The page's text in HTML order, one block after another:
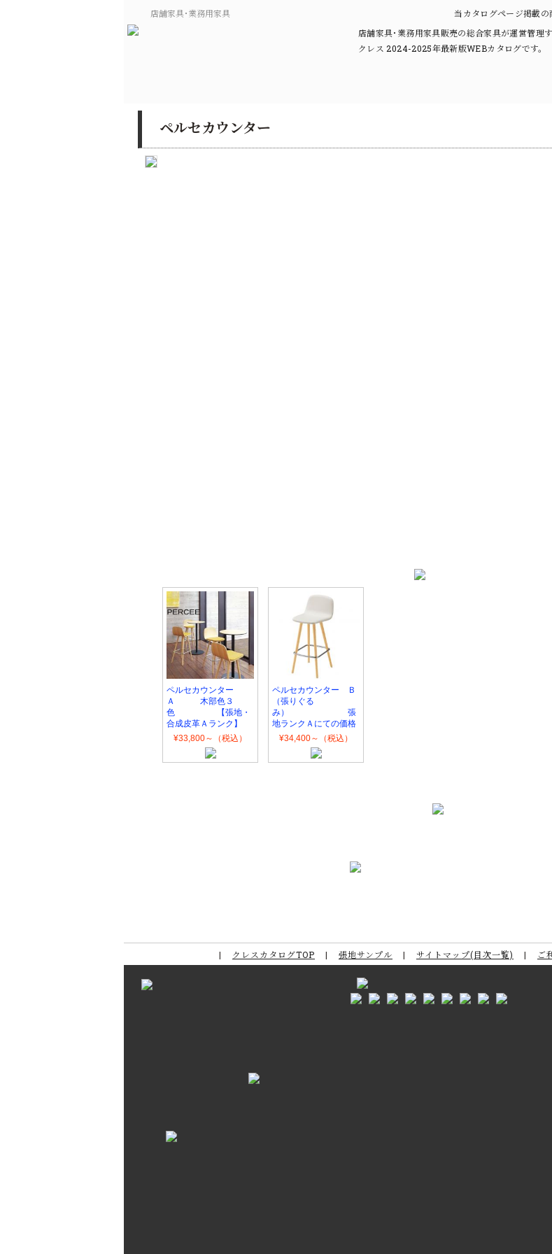
店舗家具･業務用家具
店舗家具･業務用家具販売の総合家具が運営管理
クレス 2024-2025年最新版WEBカタログです。
当カタログページ掲載
ペルセカウンター
ペルセカウンター
Ａ 木部色３
色 【張地・
合成皮革Ａランク】
¥33,800～（税込）
ペルセカウンター Ｂ
（張りぐる
み） 張
地ランクＡにての価格
¥34,400～（税込）
クレスカタログTOP 張地サンプル サイトマップ(目次一覧) ご